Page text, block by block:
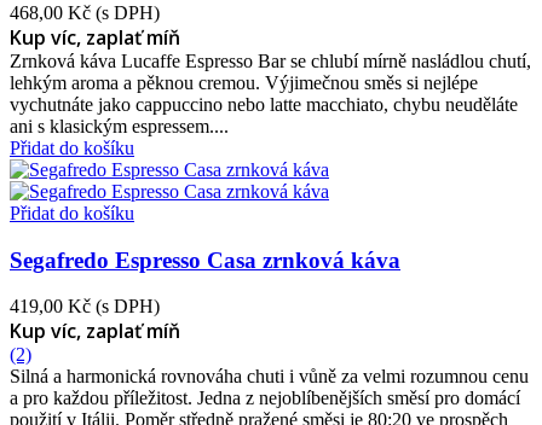
468,00 Kč (s DPH)
Kup víc, zaplať míň
Zrnková káva Lucaffe Espresso Bar se chlubí mírně nasládlou chutí,
lehkým aroma a pěknou cremou. Výjimečnou směs si nejlépe
vychutnáte jako cappuccino nebo latte macchiato, chybu neuděláte
ani s klasickým espressem....
Přidat do košíku
Přidat do košíku
Segafredo Espresso Casa zrnková káva
419,00 Kč (s DPH)
Kup víc, zaplať míň
(2)
Silná a harmonická rovnováha chuti i vůně za velmi rozumnou cenu
a pro každou příležitost. Jedna z nejoblíbenějších směsí pro domácí
použití v Itálii. Poměr středně pražené směsi je 80:20 ve prospěch